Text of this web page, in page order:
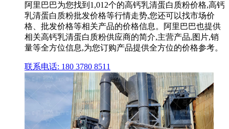
阿里巴巴为您找到1,012个的高钙乳清蛋白质粉价格,高钙
乳清蛋白质粉批发价格等行情走势,您还可以找市场价
格、批发价格等相关产品的价格信息。阿里巴巴也提供
相关高钙乳清蛋白质粉供应商的简介,主营产品,图片,销
量等全方位信息,为您订购产品提供全方位的价格参考。
联系电话: 180 3780 8511